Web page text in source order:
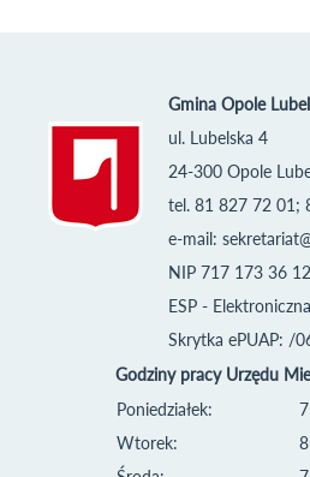
Gmina Opole
ul. Lubelska 4
24-300 Opole
tel. 81 827 72 01;
e-mail:
NIP 717 173 36 12
ESP -
Skrytka ePUAP: /
Godziny pracy Urzędu
Poniedziałek:
Wtorek: